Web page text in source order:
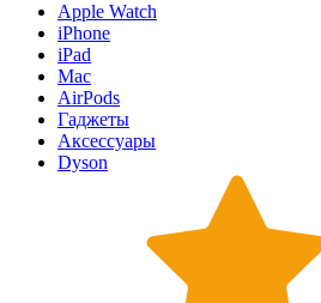
Apple Watch
iPhone
iPad
Mac
AirPods
Гаджеты
Аксессуары
Dyson